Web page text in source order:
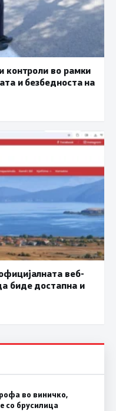
контроли во рамки
и безбедноста на
веб-
биде достапна и
во виничко,
со брусилица